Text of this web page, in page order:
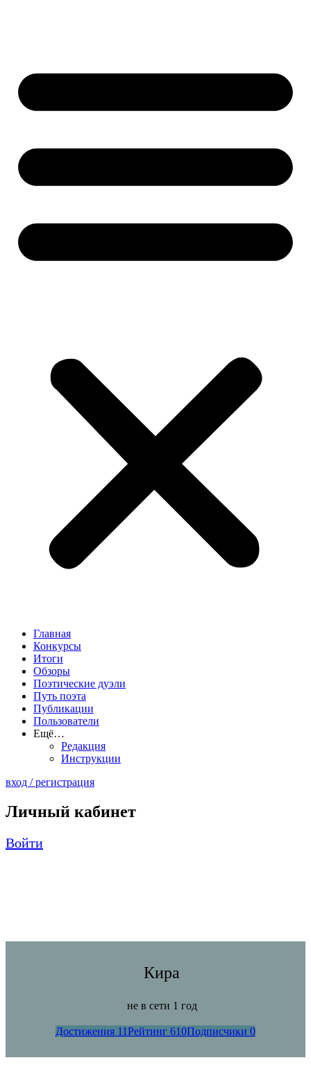
Главная
Конкурсы
Итоги
Обзоры
Поэтические дуэли
Путь поэта
Публикации
Пользователи
Ещё…
Редакция
Инструкции
вход / регистрация
Личный кабинет
Войти
Кира
не в сети 1 год
Достижения 11Рейтинг 610Подписчики 0